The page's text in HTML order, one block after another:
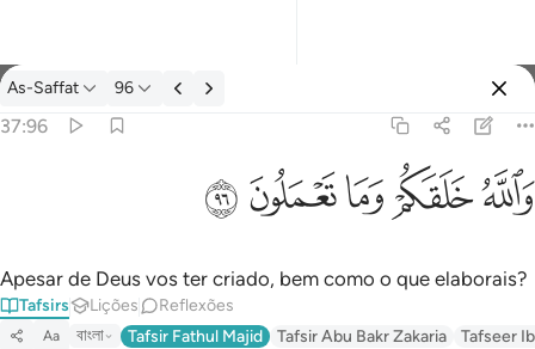
Tafsir: As-Saffat 37:96
As-Saffat 96
37:96
وَٱللَّهُ خَلَقَكُمْ وَمَا تَعْمَلُونَ ٩٦
ﲤﲥﲦﲧﲨ
Apesar de Deus vos ter criado, bem como o que elaborais?
Tafsirs Lições Reflexões
Aa বাংলা Tafsir Fathul Majid Tafsir Abu Bakr Zakaria Tafseer